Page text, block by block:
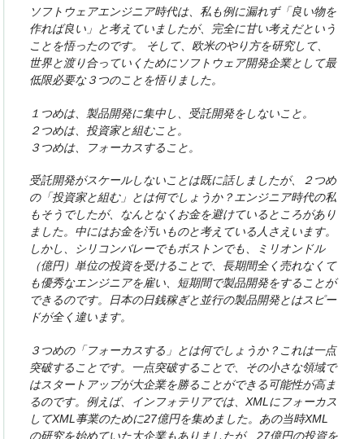
ソフトウェアエンジニア時代は、私も例に漏れず「良い物を
作れば良い」と考えていましたが、完全に甘い考えだという
ことを悟ったのです。 そして、欧米のやり方を研究して、
世界と渡り合っていくためにソフトウェア開発企業として最
低限必要な３つのことを悟りました。
１つめは、製品開発に集中し、受託開発をしないこと。
２つめは、投資家と組むこと。
３つめは、フォーカスすること。
受託開発がスケールしないことは既に話しましたが、２つめ
の「投資家と組む」とは何でしょうか？エンジニア時代の私
もそうでしたが、なんとなくお金を避けているところがあり
ました。中にはお金を汚いものと考えている人さえいます。
しかし、シリコンバレーでもボストンでも、ミリオンドル
（億円）単位の投資を受けることで、長期間全く売れなくて
も優秀なエンジニアを雇い、短期間で製品開発をすることが
できるのです。日本の日銭稼ぎと並行の製品開発とはスピー
ドが全く違います。
３つめの「フォーカスする」とは何でしょうか？これは一点
突破することです。一点突破することで、その小さな領域で
はスタートアップが大企業を勝ることができる可能性が高ま
るのです。例えば、インフォテリアでは、XMLにフォーカス
してXML事業のために27億円を集めました。あの当時XML
の研究を始めていた大企業もありましたが、27億円の投資を